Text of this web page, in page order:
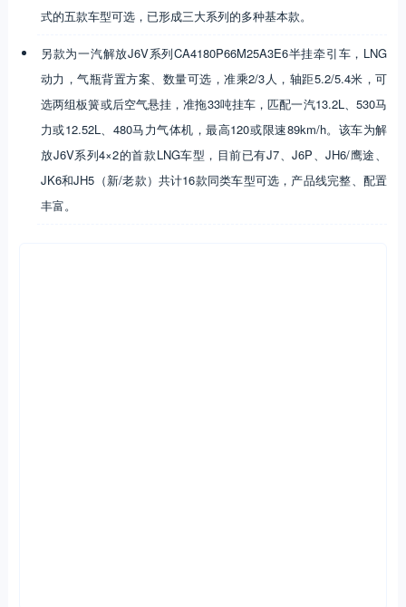
式的五款车型可选，已形成三大系列的多种基本款。
另款为一汽解放J6V系列CA4180P66M25A3E6半挂牵引车，LNG
动力，气瓶背置方案、数量可选，准乘2/3人，轴距5.2/5.4米，可
选两组板簧或后空气悬挂，准拖33吨挂车，匹配一汽13.2L、530马
力或12.52L、480马力气体机，最高120或限速89km/h。该车为解
放J6V系列4×2的首款LNG车型，目前已有J7、J6P、JH6/鹰途、
JK6和JH5（新/老款）共计16款同类车型可选，产品线完整、配置
丰富。